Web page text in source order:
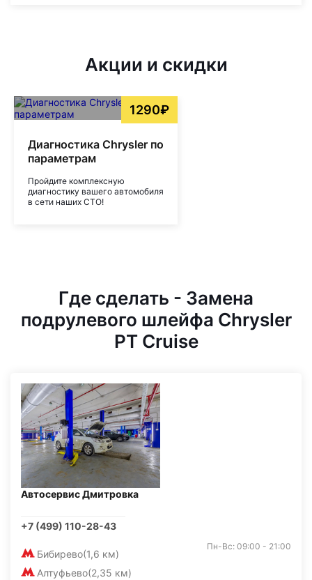
Акции и скидки
1290₽
Диагностика Chrysler по
параметрам
Пройдите комплексную
диагностику вашего автомобиля
в сети наших СТО!
Где сделать - Замена
подрулевого шлейфа Chrysler
PT Cruise
Автосервис Дмитровка
+7 (499) 110-28-43
Бибирево(1,6 км)
Алтуфьево(2,35 км)
Пн-Вс: 09:00 - 21:00